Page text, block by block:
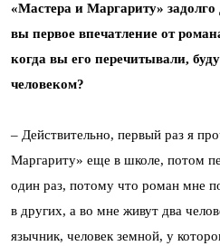
«Мастера и Маргариту»
вы первое впечатление от
когда вы его перечитывали,
человеком?
– Действительно, первый раз я
Маргариту» еще в школе, потом
один раз, потому что роман мне
в других, а во мне живут два
язычник, человек земной, у